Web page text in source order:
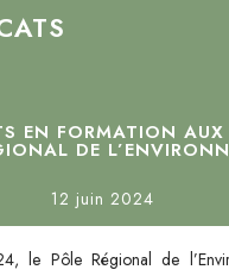
EN FORMATION AUX
DE
12 juin 2024
le Pôle Régional de